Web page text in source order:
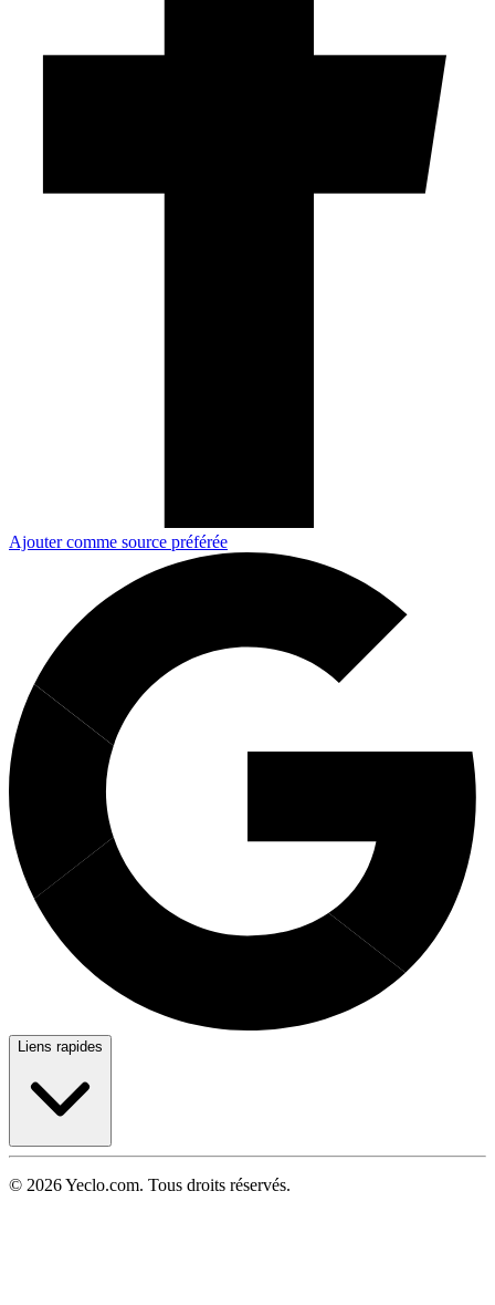
Ajouter comme source préférée
Liens rapides
© 2026 Yeclo.com. Tous droits réservés.